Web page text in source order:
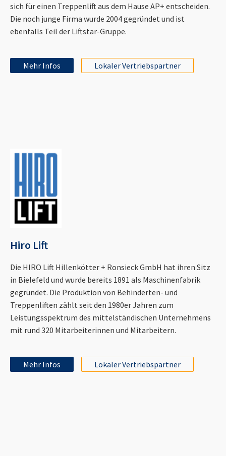
sich für einen Treppenlift aus dem Hause AP+ entscheiden.
Die noch junge Firma wurde 2004 gegründet und ist
ebenfalls Teil der Liftstar-Gruppe.
Mehr Infos Lokaler Vertriebspartner
Hiro Lift
Die HIRO Lift Hillenkötter + Ronsieck GmbH hat ihren Sitz
in Bielefeld und wurde bereits 1891 als Maschinenfabrik
gegründet. Die Produktion von Behinderten- und
Treppenliften zählt seit den 1980er Jahren zum
Leistungsspektrum des mittelständischen Unternehmens
mit rund 320 Mitarbeiterinnen und Mitarbeitern.
Mehr Infos Lokaler Vertriebspartner